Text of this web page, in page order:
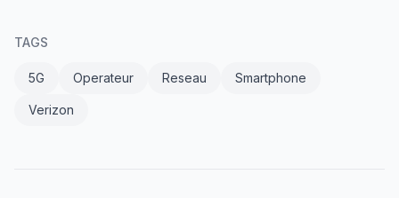
TAGS
5G Operateur Reseau Smartphone
Verizon